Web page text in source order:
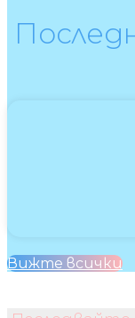
Вижте всички